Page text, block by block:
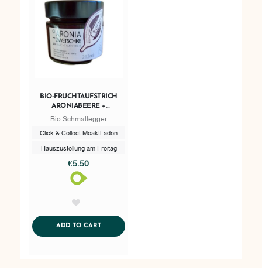
BIO-FRUCHTAUFSTRICH
ARONIABEERE +
ZWETSCHKE 212 ML
Bio Schmallegger
Click & Collect MoaktLaden
Hauszustellung am Freitag
€5.50
ADD TO CARTADDTOCART